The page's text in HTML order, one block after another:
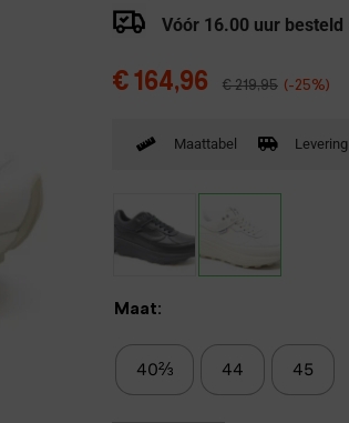
Vóór 16.00 uur
€ 164,96 €219,95 (-25%)
Maattabel
Maat:
40⅔ 44 45